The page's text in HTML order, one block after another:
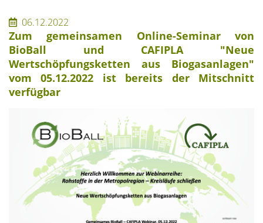
06.12.2022
Zum gemeinsamen Online-Seminar von
BioBall und CAFIPLA "Neue
Wertschöpfungsketten aus Biogasanlagen"
vom 05.12.2022 ist bereits der Mitschnitt
verfügbar